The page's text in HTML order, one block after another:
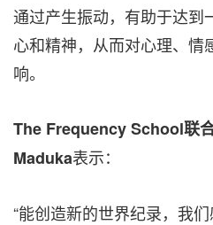
通过产生振动，有助于达到
心和精神，从而对心理、情
响。
The Frequency School联
Maduka表示：
“能创造新的世界纪录，我